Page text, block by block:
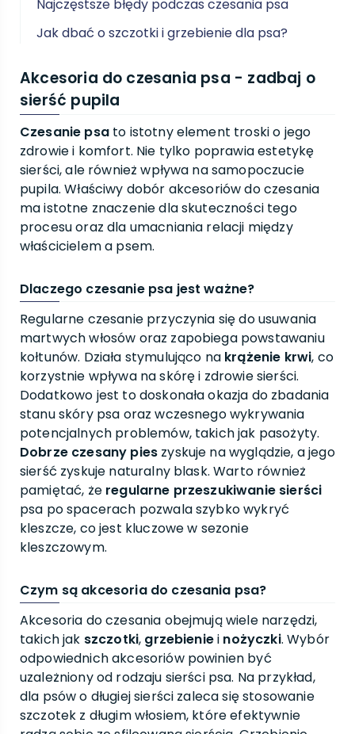
Najczęstsze błędy podczas czesania psa
Jak dbać o szczotki i grzebienie dla psa?
Akcesoria do czesania psa - zadbaj o
sierść pupila
Czesanie psato istotny element troski o jego
zdrowie i komfort. Nie tylko poprawia estetykę
sierści, ale również wpływa na samopoczucie
pupila. Właściwy dobór akcesoriów do czesania
ma istotne znaczenie dla skuteczności tego
procesu oraz dla umacniania relacji między
właścicielem a psem.
Dlaczego czesanie psa jest ważne?
Regularne czesanie przyczynia się do usuwania
martwych włosów oraz zapobiega powstawaniu
kołtunów. Działa stymulująco na krążenie krwi, co
korzystnie wpływa na skórę i zdrowie sierści.
Dodatkowo jest to doskonała okazja do zbadania
stanu skóry psa oraz wczesnego wykrywania
potencjalnych problemów, takich jak pasożyty.
Dobrze czesany pies zyskuje na wyglądzie, a jego
sierść zyskuje naturalny blask. Warto również
pamiętać, że regularne przeszukiwanie sierści
psa po spacerach pozwala szybko wykryć
kleszcze, co jest kluczowe w sezonie
kleszczowym.
Czym są akcesoria do czesania psa?
Akcesoria do czesania obejmują wiele narzędzi,
takich jak szczotki, grzebieniei nożyczki. Wybór
odpowiednich akcesoriów powinien być
uzależniony od rodzaju sierści psa. Na przykład,
dla psów o długiej sierści zaleca się stosowanie
szczotek z długim włosiem, które efektywnie